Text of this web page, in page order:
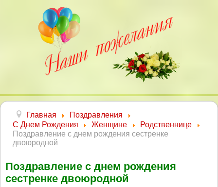
Главная
Поздравления
С Днем Рождения
Женщине
Родственнице
Поздравление с днем рождения сестренке
двоюродной
Поздравление с днем рождения
сестренке двоюродной